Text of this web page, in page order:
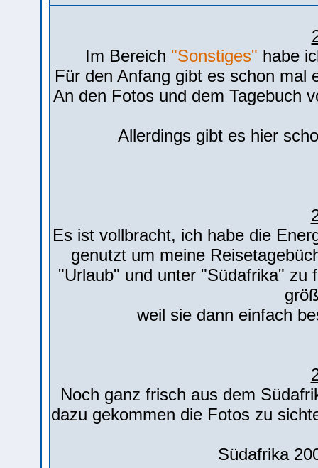
Im Bereich "Sonstiges" habe
Für den Anfang gibt es schon mal
An den Fotos und dem Tagebuch
Allerdings gibt es hier
Es ist vollbracht, ich habe die
genutzt um meine
"Urlaub" und unter "Südafrika" zu
weil sie dann einfach
Noch ganz frisch aus dem
dazu gekommen die Fotos zu
Südafrika